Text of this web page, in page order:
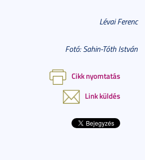
Lévai Ferenc
Fotó: Sahin-Tóth István
Cikk nyomtatás
Link küldés